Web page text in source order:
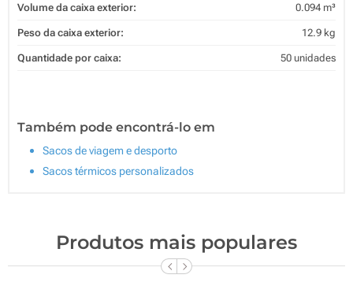
Volume da caixa exterior: 0.094 m³
Peso da caixa exterior: 12.9 kg
Quantidade por caixa: 50 unidades
Também pode encontrá-lo em
Sacos de viagem e desporto
Sacos térmicos personalizados
Produtos mais populares